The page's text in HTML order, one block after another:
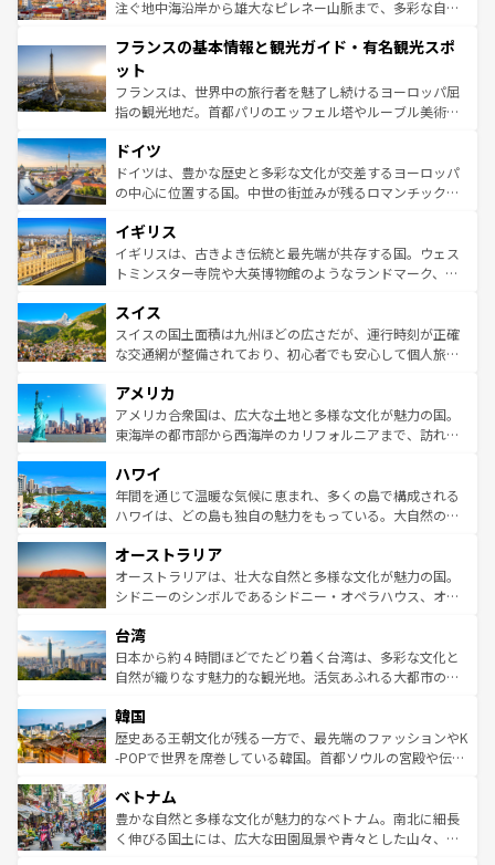
ピザやパスタなど、絶品のイタリア料理を堪能することも
ませてくれるイタリアで、忘れられない旅をしてみよう！
なお、新着のイタリア情報は
しい。
注ぐ地中海沿岸から雄大なピレネー山脈まで、多彩な自然
文化が根付くこの国では、情熱的なフラメンコ、熱気あふ
れる闘牛、そして美味しいタパスが生活の一部となってい
る。首都マドリードの洗練された雰囲気や、バルセロナの
アートに溢れた街角から、地方では古代ローマ遺跡や中世
せる。地方によって風土や気候が異なるスペインはその個
性で訪れる人を魅了する。 なお、新着のスペイン情報は コ
ンテンツ一覧を参照してほしい。
フランスの基本情報と観光ガイド・有名観光スポ
ット
フランスは、世界中の旅行者を魅了し続けるヨーロッパ屈
指の観光地だ。首都パリのエッフェル塔やルーブル美術館
で、幅広い魅力が詰まっている。華麗な宮殿、歴史的な大
聖堂、美しいビーチ、そして豊かな自然が、訪れる者を心
から魅了する。また、フランスは美食の国としても知ら
いる。シャンパンの発祥地であるランス、プロヴァンスの
香り高いラベンダー畑など、多彩な楽しみ方が可能だ。さ
らに、パリ以外の地域にも魅力が溢れており、どの街角に
れる地方に足を運ぶとそれぞれで全く異なる文化を体験で
きるだろう。 なお、新着のフランス情報はコンテンツ一覧
を参照してほしい。
ドイツ
ドイツは、豊かな歴史と多彩な文化が交差するヨーロッパ
の中心に位置する国。中世の街並みが残るロマンチック街
顔を持つこの国は、どこを歩いても飽きることがない。ベ
ルリンの文化的活気、バイエルン州のアルプスの絶景、そ
してライン川沿いのワイン畑といった風景は必見。ビール
は、お酒好きな人にはぜひ体験してほしい。 なお、新着の
ドイツ情報はコンテンツ一覧を参照してほしい。
イギリス
イギリスは、古きよき伝統と最先端が共存する国。ウェス
トミンスター寺院や大英博物館のようなランドマーク、歴
リアごとに異なる魅力がある。また、優雅なアフタヌーン
ティー、ビール好きにはたまらない英国パブ、サッカー観
戦など、本場だからこそできる体験も豊富。イギリスを旅
ンツ一覧を参照してほしい。
スイス
スイスの国土面積は九州ほどの広さだが、運行時刻が正確
な交通網が整備されており、初心者でも安心して個人旅行
の建物がそのまま残る町や、スイスならではのユニークな
博物館もあり、アルプス観光だけでなく町歩きも満喫する
ことができる。国民の所得が高いため物価も高いが、旅行
ば市内交通費無料で観光を楽しむこともできる。 なお、新
着のスイス情報はコンテンツ一覧 を参照してほしい。
アメリカ
アメリカ合衆国は、広大な土地と多様な文化が魅力の国。
東海岸の都市部から西海岸のカリフォルニアまで、訪れる
のような巨大都市は、観光、ショッピング、エンターテイ
ンメントが詰まった刺激的なスポットだ。一方、アメリカ
西部には大自然が広がり、グランドキャニオンやイエロー
部のニューオーリンズでは、音楽と美食が融合した独特の
文化が魅力。旅行者はアメリカの各地域で異なる魅力を楽
しみながら、その多様性と豊かな歴史を感じることができ
ならではの贅沢な旅のスタイルだ。 なお、新着のアメリカ
情報はコンテンツ一覧を参照してほしい。
ハワイ
年間を通じて温暖な気候に恵まれ、多くの島で構成される
ハワイは、どの島も独自の魅力をもっている。大自然の神
ワイ島は見逃せない。また、定番の観光地といえばオアフ
島だが、静かな自然を求めるならマウイ島やカウアイ島が
おすすめ。エメラルドグリーンに輝く海をはじめ、豊かな
れるおもてなしの心で訪れる人々を迎えてくれるハワイの
人々、おいしいローカルフードやハワイアンミュージッ
ク、伝統的なフラダンスなど、すべてがハワイの魅力を彩
ワイを、存分に味わってほしい。 なお、新着のハワイ情報
はコンテンツ一覧を参照してほしい。
オーストラリア
オーストラリアは、壮大な自然と多様な文化が魅力の国。
シドニーのシンボルであるシドニー・オペラハウス、オー
リアリーフや大陸中央部にそびえるウルル（エアーズロッ
ク）、タスマニアの美しい原生林やケアンズの熱帯雨林な
ど、見どころがたくさん。また、カフェやワイン、オージ
いる。アクティビティも充実しており、サーフィンやダイ
ビング、ハイキングなど、アウトドア好きにはたまらな
い。オーストラリアの多彩な魅力を存分に味わいつくそ
参照してほしい。
台湾
日本から約４時間ほどでたどり着く台湾は、多彩な文化と
自然が織りなす魅力的な観光地。活気あふれる大都市の台
ン）、静ひつな山岳地帯である台湾東部など、都市の喧騒
と山間の静けさが共存しており、訪れる人に新しい発見と
驚きをもたらしてくれる。また、奥深い台湾の食文化も魅
容にもいいと評判のスイーツなど、バラエティ豊かな料理
が味わえる。 なお、新着の台湾情報は コンテンツ一覧を参
照してほしい。
韓国
歴史ある王朝文化が残る一方で、最先端のファッションやK
-POPで世界を席巻している韓国。首都ソウルの宮殿や伝統
き、地方に足を延ばせば四季折々の自然美を楽しむことが
できる。そして、キムチや焼肉、絶品のストリートフード
まで、さまざまな韓国料理が待っている。夜には、韓国な
ベトナム
豊かな自然と多様な文化が魅力的なベトナム。南北に細長
く伸びる国土には、広大な田園風景や青々とした山々、世